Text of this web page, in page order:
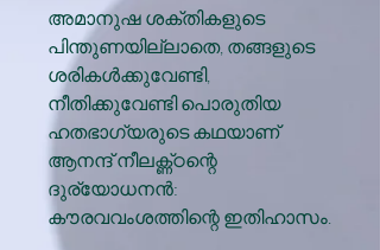
അമാനുഷ ശക്തികളുടെ
പിന്തുണയില്ലാതെ, തങ്ങളുടെ
ശരികള്‍ക്കുവേണ്ടി,
നീതിക്കുവേണ്ടി പൊരുതിയ
ഹതഭാഗ്യരുടെ കഥയാണ്
ആനന്ദ് നീലക്ണ്ഠന്റെ
ദുര്യോധനന്‍:
കൗരവവംശത്തിന്റെ ഇതിഹാസം.